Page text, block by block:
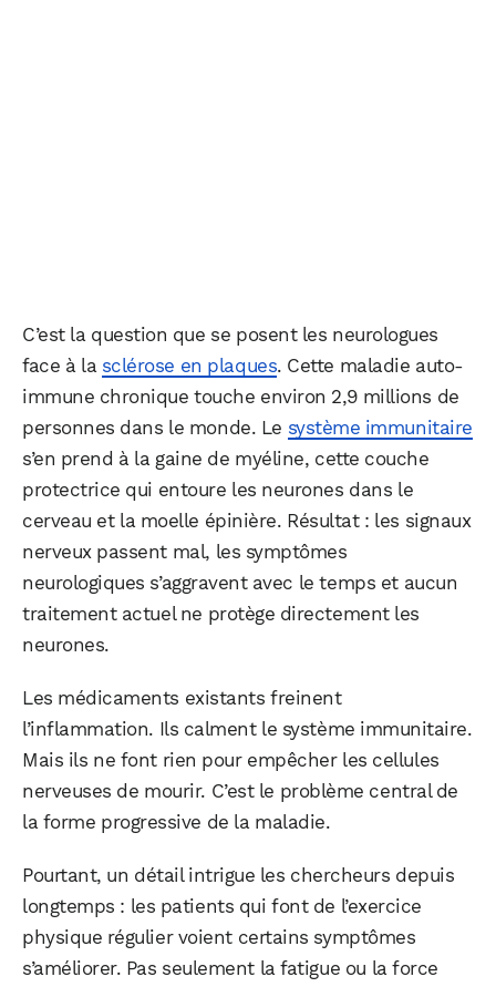
C’est la question que se posent les neurologues
face à la sclérose en plaques. Cette maladie auto-
immune chronique touche environ 2,9 millions de
personnes dans le monde. Le système immunitaire
s’en prend à la gaine de myéline, cette couche
protectrice qui entoure les neurones dans le
cerveau et la moelle épinière. Résultat : les signaux
nerveux passent mal, les symptômes
neurologiques s’aggravent avec le temps et aucun
traitement actuel ne protège directement les
neurones.
Les médicaments existants freinent
l’inflammation. Ils calment le système immunitaire.
Mais ils ne font rien pour empêcher les cellules
nerveuses de mourir. C’est le problème central de
la forme progressive de la maladie.
Pourtant, un détail intrigue les chercheurs depuis
longtemps : les patients qui font de l’exercice
physique régulier voient certains symptômes
s’améliorer. Pas seulement la fatigue ou la force